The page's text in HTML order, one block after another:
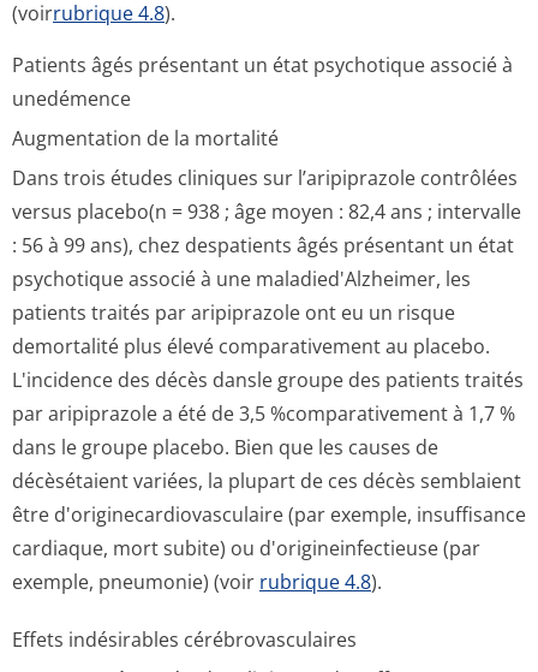
(voirrubrique 4.8).
Patients âgés présentant un état psychotique associé à
unedémence
Augmentation de la mortalité
Dans trois études cliniques sur l’aripiprazole contrôlées
versus placebo(n = 938 ; âge moyen : 82,4 ans ; intervalle
: 56 à 99 ans), chez despatients âgés présentant un état
psychotique associé à une maladied'Alzheimer, les
patients traités par aripiprazole ont eu un risque
demortalité plus élevé comparativement au placebo.
L'incidence des décès dansle groupe des patients traités
par aripiprazole a été de 3,5 %comparati­vement à 1,7 %
dans le groupe placebo. Bien que les causes de
décèsétaient variées, la plupart de ces décès semblaient
être d'originecardi­ovasculaire (par exemple, insuffisance
cardiaque, mort subite) ou d'origineinfec­tieuse (par
exemple, pneumonie) (voir rubrique 4.8).
Effets indésirables cérébrovasculaires